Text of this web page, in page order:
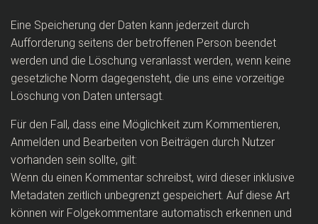
Eine Speicherung der Daten kann jederzeit durch
Aufforderung seitens der betroffenen Person beendet
werden und die Löschung veranlasst werden, wenn keine
gesetzliche Norm dagegensteht, die uns eine vorzeitige
Löschung von Daten untersagt.
Für den Fall, dass eine Möglichkeit zum Kommentieren,
Anmelden und Bearbeiten von Beiträgen durch Nutzer
vorhanden sein sollte, gilt:
Wenn du einen Kommentar schreibst, wird dieser inklusive
Metadaten zeitlich unbegrenzt gespeichert. Auf diese Art
können wir Folgekommentare automatisch erkennen und